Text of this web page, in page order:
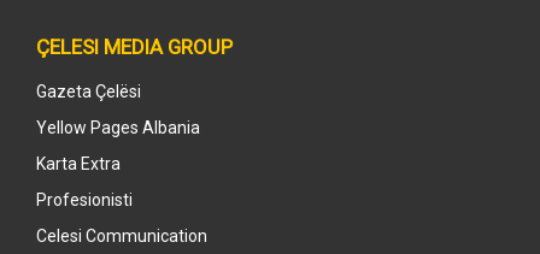
ÇELESI MEDIA GROUP
Gazeta Çelësi
Yellow Pages Albania
Karta Extra
Profesionisti
Celesi Communication